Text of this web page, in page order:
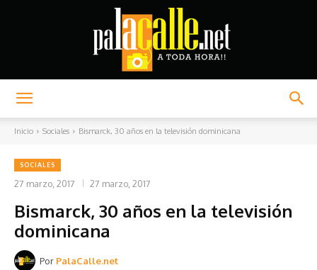
Inicio Sociales Bismarck, 30 años en la televisión dominicana
SOCIALES
27 marzo, 2017 27 marzo, 2017
Bismarck, 30 años en la televisión
dominicana
Por PalaCalle.net